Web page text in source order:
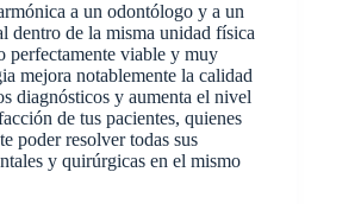
a un odontólogo y a un
dentro de la misma unidad física
perfectamente viable y muy
mejora notablemente la calidad
diagnósticos y aumenta el nivel
de tus pacientes, quienes
poder resolver todas sus
y quirúrgicas en el mismo